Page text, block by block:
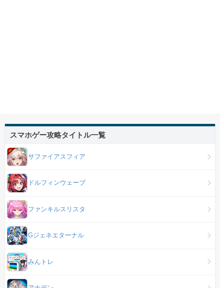
スマホゲー攻略タイトル一覧
サファイアスフィア
ドルフィンウェーブ
ファンキルスリスタ
Gジェネエターナル
みんトレ